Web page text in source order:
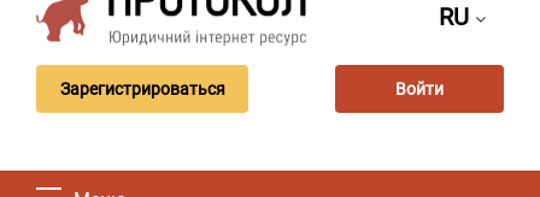
RU
Зарегистрироваться Войти